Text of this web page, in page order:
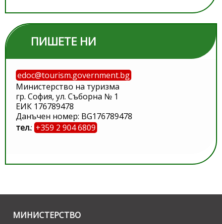
ПИШЕТЕ НИ
edoc@tourism.government.bg
Министерство на туризма
гр. София, ул. Съборна № 1
ЕИК 176789478
Данъчен номер: BG176789478
тел.: +359 2 904 6809
МИНИСТЕРСТВО